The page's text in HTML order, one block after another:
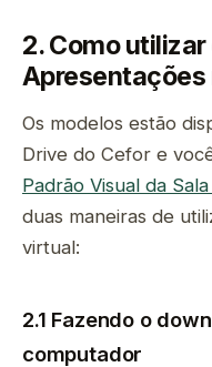
2. Como
Apresentações
Os modelos estão
Drive do Cefor e
Padrão Visual da
duas maneiras de
virtual:
2.1 Fazendo o
computador